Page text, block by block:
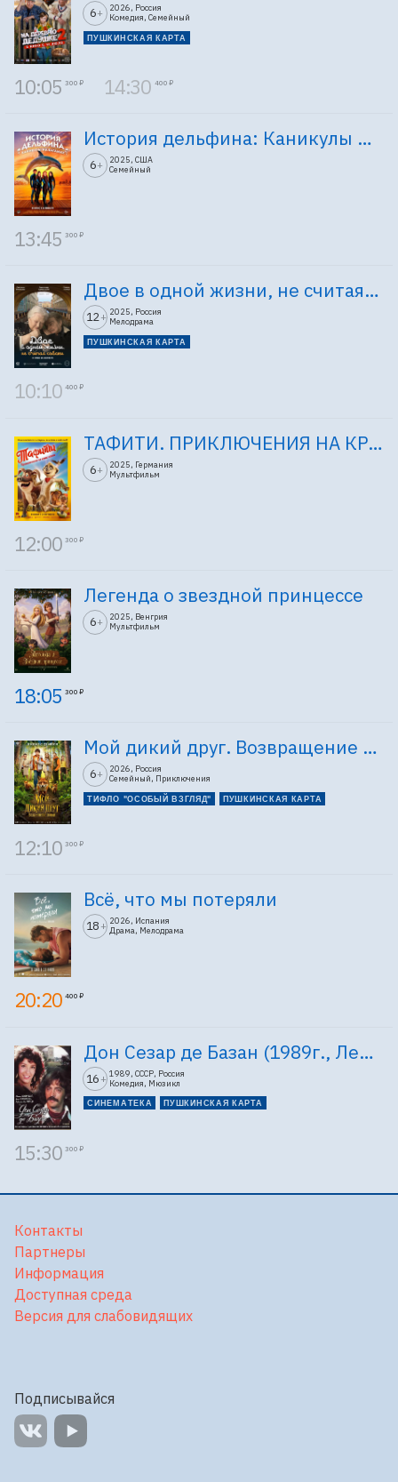
6+
2026, Россия
Комедия, Семейный
ПУШКИНСКАЯ КАРТА
10:05 300 ₽ 14:30 400 ₽
История дельфина: Каникулы на Багамах
6+
2025, США
Семейный
13:45 300 ₽
Двое в одной жизни, не считая собаки
12+ 2025, Россия
Мелодрама
ПУШКИНСКАЯ КАРТА
10:10 400 ₽
ТАФИТИ. ПРИКЛЮЧЕНИЯ НА КРАЮ СВЕТА
6+
2025, Германия
Мультфильм
12:00 300 ₽
Легенда о звездной принцессе
6+
2025, Венгрия
Мультфильм
18:05 300 ₽
Мой дикий друг. Возвращение домой
6+
2026, Россия
Семейный, Приключения
ТИФЛО "ОСОБЫЙ ВЗГЛЯД" ПУШКИНСКАЯ КАРТА
12:10 300 ₽
Всё, что мы потеряли
18 + 2026, Испания
Драма, Мелодрама
20:20 400 ₽
Дон Сезар де Базан (1989г., Ленфильм, 2 серии)
16 + 1989, СССР, Россия
Комедия, Мюзикл
СИНЕМАТЕКА ПУШКИНСКАЯ КАРТА
15:30 300 ₽
Контакты
Партнеры
Информация
Доступная среда
Версия для слабовидящих
Подписывайся